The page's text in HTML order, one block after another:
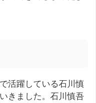
活躍している石川慎
きました。石川慎吾